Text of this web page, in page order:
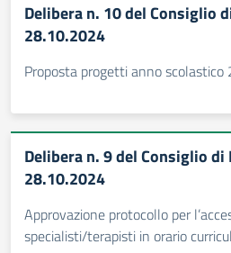
Delibera n. 10 del Consiglio
28.10.2024
Proposta progetti anno scolastico
Delibera n. 9 del Consiglio
28.10.2024
Approvazione protocollo per
specialisti/terapisti in orario